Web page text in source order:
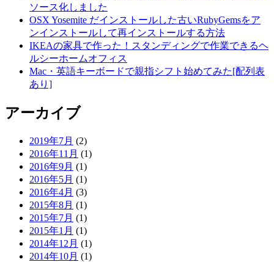
ソース化しました
OSX Yosemite だインストールした古いRubyGemsをア
ンインストールして再インストールする方法
IKEAの家具で作った！スタンディングで作業できるヘ
ルシーホームオフィス
Mac・英語キーボードで親指シフト始めてみた[配列表
あり]
アーカイブ
2019年7月 (2)
2016年11月 (1)
2016年9月 (1)
2016年5月 (1)
2016年4月 (3)
2015年8月 (1)
2015年7月 (1)
2015年1月 (1)
2014年12月 (1)
2014年10月 (1)